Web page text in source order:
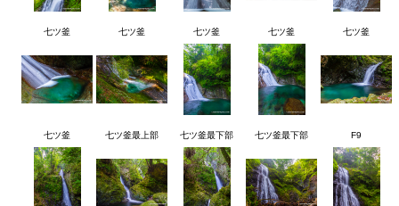
七ツ釜 七ツ釜 七ツ釜 七ツ釜 七ツ釜
七ツ釜 七ツ釜最上部 七ツ釜最下部 七ツ釜最下部 F9